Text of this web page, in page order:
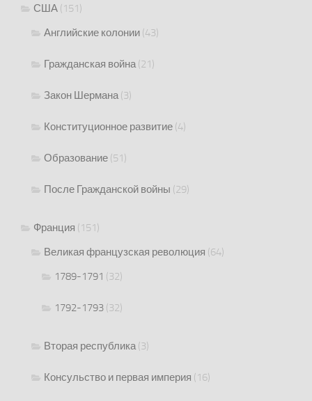
США (151)
Английские колонии (43)
Гражданская война(21)
Закон Шермана(3)
Конституционное развитие (4)
Образование (51)
После Гражданской войны (29)
Франция (151)
Великая французская революция (64)
1789-1791 (32)
1792-1793 (32)
Вторая республика(3)
Консульство и первая империя (16)